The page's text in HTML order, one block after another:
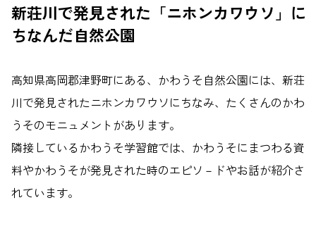
新荘川で発見された「ニホンカワウソ」に
ちなんだ自然公園
高知県高岡郡津野町にある、かわうそ自然公園には、新荘
川で発見されたニホンカワウソにちなみ、たくさんのかわ
うそのモニュメントがあります。
隣接しているかわうそ学習館では、かわうそにまつわる資
料やかわうそが発見された時のエピソ－ドやお話が紹介さ
れています。